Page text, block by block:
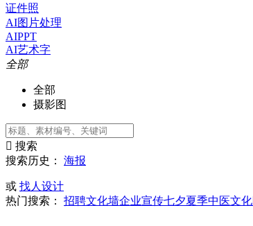
证件照
AI图片处理
AIPPT
AI艺术字
全部
全部
摄影图
 搜索
搜索历史：
海报
或 找人设计
热门搜索：
招聘文化墙企业宣传七夕夏季中医文化